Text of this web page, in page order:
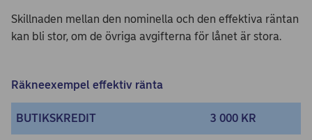
Skillnaden mellan den nominella och den effektiva räntan
kan bli stor, om de övriga avgifterna för lånet är stora.
Räkneexempel effektiv ränta
BUTIKSKREDIT 3 000 KR